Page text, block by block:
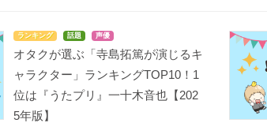
ランキング 話題 声優
オタクが選ぶ「寺島拓篤が演じるキ
ャラクター」ランキングTOP10！1
位は『うたプリ』一十木音也【202
5年版】